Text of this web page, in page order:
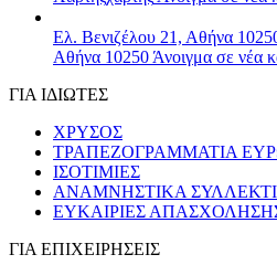
Ελ. Βενιζέλου 21, Αθήνα
Αθήνα 10250 Άνοιγμα σε νέα
ΓΙΑ ΙΔΙΩΤΕΣ
ΧΡΥΣΟΣ
ΤΡΑΠΕΖΟΓΡΑΜΜΑΤΙΑ
ΙΣΟΤΙΜΙΕΣ
ΑΝΑΜΝΗΣΤΙΚΑ
ΕΥΚΑΙΡΙΕΣ
ΓΙΑ ΕΠΙΧΕΙΡΗΣΕΙΣ